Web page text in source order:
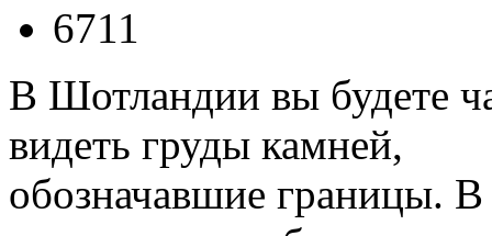
6711
В Шотландии вы будете
видеть груды камней,
обозначавшие границы. В